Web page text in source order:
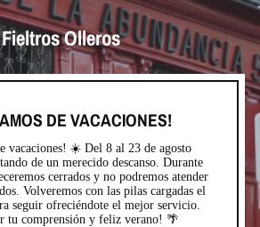
Fieltros Olleros
DE VACACIONES!
vacaciones! ☀️ Del 8 al 23 de agosto
de un merecido descanso. Durante
cerrados y no podremos atender
Volveremos con las pilas cargadas el
seguir ofreciéndote el mejor servicio.
tu comprensión y feliz verano! 🌴